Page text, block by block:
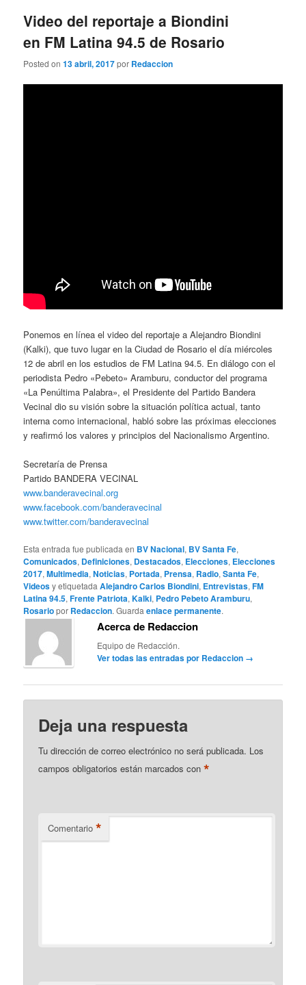
Video del reportaje a Biondini
en FM Latina 94.5 de Rosario
Posted on13 abril, 2017por Redaccion
Ponemos en línea el video del reportaje a Alejandro Biondini
(Kalki), que tuvo lugar en la Ciudad de Rosario el día miércoles
12 de abril en los estudios de FM Latina 94.5. En diálogo con el
periodista Pedro «Pebeto» Aramburu, conductor del programa
«La Penúltima Palabra», el Presidente del Partido Bandera
Vecinal dio su visión sobre la situación política actual, tanto
interna como internacional, habló sobre las próximas elecciones
y reafirmó los valores y principios del Nacionalismo Argentino.
Secretaría de Prensa
Partido BANDERA VECINAL
www.banderavecinal.org
www.facebook.com/banderavecinal
www.twitter.com/banderavecinal
Esta entrada fue publicada en BV Nacional, BV Santa Fe,
Comunicados, Definiciones, Destacados, Elecciones, Elecciones
2017,Multimedia,Noticias, Portada, Prensa, Radio,Santa Fe,
Videosy etiquetadaAlejandro Carlos Biondini, Entrevistas,FM
Latina 94.5,Frente Patriota,Kalki, Pedro Pebeto Aramburu,
Rosariopor Redaccion. Guardaenlace permanente.
Acerca de Redaccion
Equipo de Redacción.
Ver todas las entradas por Redaccion →
Deja una respuesta
Tu dirección de correo electrónico no será publicada. Los
campos obligatorios están marcados con*
Comentario *